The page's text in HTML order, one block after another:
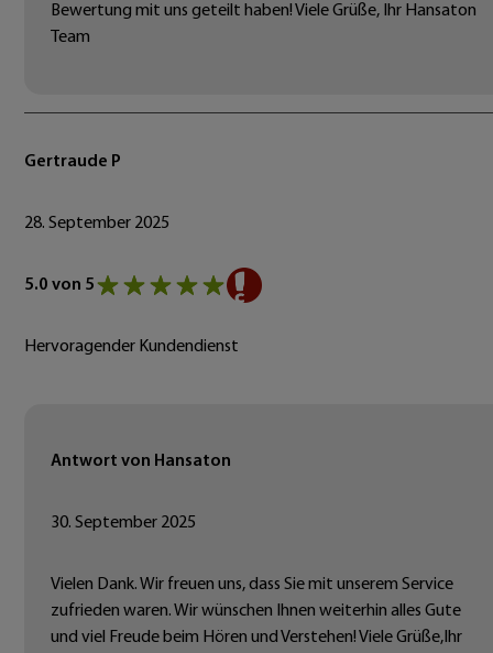
Bewertung mit uns geteilt haben! Viele Grüße, Ihr Hansaton
Team
Gertraude P
28. September 2025
5.0 von 5
Hervoragender Kundendienst
Antwort von Hansaton
30. September 2025
Vielen Dank. Wir freuen uns, dass Sie mit unserem Service
zufrieden waren. Wir wünschen Ihnen weiterhin alles Gute
und viel Freude beim Hören und Verstehen! Viele Grüße,Ihr